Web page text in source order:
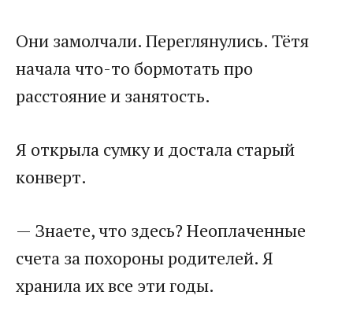
Они замолчали. Переглянулись. Тётя
начала что-то бормотать про
расстояние и занятость.
Я открыла сумку и достала старый
конверт.
— Знаете, что здесь? Неоплаченные
счета за похороны родителей. Я
хранила их все эти годы.